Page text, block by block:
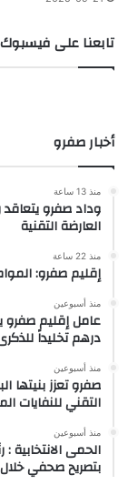
تابعنا على فيسبوك
أخبار صفرو
منذ 13 ساعة
وداد صفرو يتعاقد
العارضة التقنية
منذ 22 ساعة
إقليم صفرو:
منذ أسبوعين
درهم تخليداً
منذ أسبوعين
صفرو تعزز بنيتها
التقني للنفايات
منذ أسبوعين
الحمى
بتصريح صحفي